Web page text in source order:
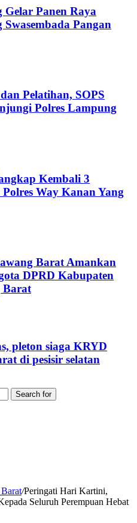
Panen Raya
Pangan
Pelatihan, SOPS
Polres Lampung
Kembali 3
Way Kanan Yang
Barat Amankan
DPRD Kabupaten
Barat
pleton siaga KRYD
di pesisir selatan
Search for
/Peringati Hari Kartini,
Seluruh Perempuan Hebat